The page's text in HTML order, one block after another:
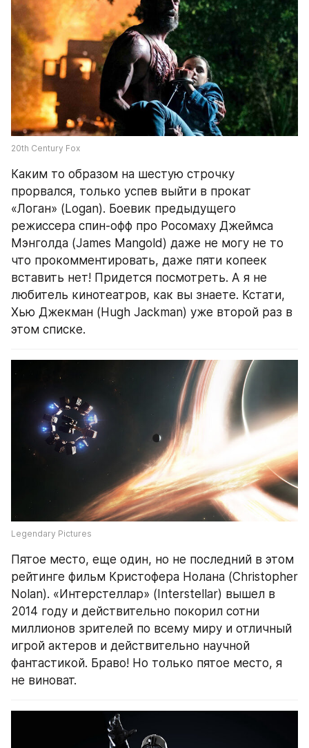
20th Century Fox
Каким то образом на шестую строчку
прорвался, только успев выйти в прокат
«Логан» (Logan). Боевик предыдущего
режиссера спин-офф про Росомаху Джеймса
Мэнголда (James Mangold) даже не могу не то
что прокомментировать, даже пяти копеек
вставить нет! Придется посмотреть. А я не
любитель кинотеатров, как вы знаете. Кстати,
Хью Джекман (Hugh Jackman) уже второй раз в
этом списке.
Legendary Pictures
Пятое место, еще один, но не последний в этом
рейтинге фильм Кристофера Нолана (Christopher
Nolan). «Интерстеллар» (Interstellar) вышел в
2014 году и действительно покорил сотни
миллионов зрителей по всему миру и отличный
игрой актеров и действительно научной
фантастикой. Браво! Но только пятое место, я
не виноват.